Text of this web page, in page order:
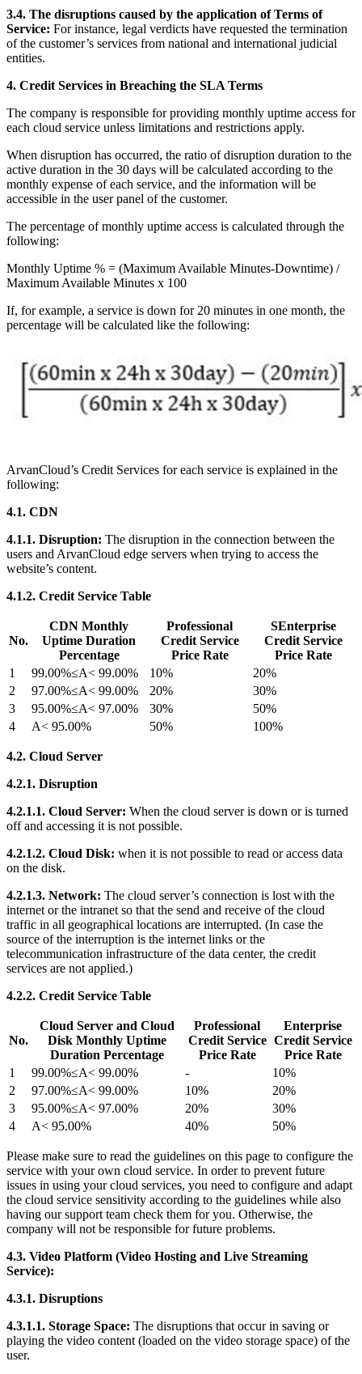
3.4. The disruptions caused by the application of Terms of
Service: For instance, legal verdicts have requested the termination
of the customer’s services from national and international judicial
entities.
4. Credit Services in Breaching the SLA Terms
The company is responsible for providing monthly uptime access for
each cloud service unless limitations and restrictions apply.
When disruption has occurred, the ratio of disruption duration to the
active duration in the 30 days will be calculated according to the
monthly expense of each service, and the information will be
accessible in the user panel of the customer.
The percentage of monthly uptime access is calculated through the
following:
Monthly Uptime % = (Maximum Available Minutes-Downtime) /
Maximum Available Minutes x 100
If, for example, a service is down for 20 minutes in one month, the
percentage will be calculated like the following:
ArvanCloud’s Credit Services for each service is explained in the
following:
4.1. CDN
4.1.1. Disruption: The disruption in the connection between the
users and ArvanCloud edge servers when trying to access the
website’s content.
4.1.2. Credit Service Table
No.
CDN Monthly
Uptime Duration
Percentage
Professional
Credit Service
Price Rate
SEnterprise
Credit Service
Price Rate
1
99.00%≤A< 99.00% 10%
20%
2
97.00%≤A< 99.00% 20%
30%
3
95.00%≤A< 97.00% 30%
50%
4
A< 95.00% 50% 100%
4.2. Cloud Server
4.2.1. Disruption
4.2.1.1. Cloud Server: When the cloud server is down or is turned
off and accessing it is not possible.
4.2.1.2. Cloud Disk: when it is not possible to read or access data
on the disk.
4.2.1.3. Network: The cloud server’s connection is lost with the
internet or the intranet so that the send and receive of the cloud
traffic in all geographical locations are interrupted. (In case the
source of the interruption is the internet links or the
telecommunication infrastructure of the data center, the credit
services are not applied.)
4.2.2. Credit Service Table
No.
Cloud Server and Cloud
Disk Monthly Uptime
Duration Percentage
Professional
Credit Service
Price Rate
Enterprise
Credit Service
Price Rate
1
99.00%≤A< 99.00% -
10%
2
97.00%≤A< 99.00% 10%
20%
3
95.00%≤A< 97.00% 20%
30%
4
A< 95.00% 40% 50%
Please make sure to read the guidelines on this page to configure the
service with your own cloud service. In order to prevent future
issues in using your cloud services, you need to configure and adapt
the cloud service sensitivity according to the guidelines while also
having our support team check them for you. Otherwise, the
company will not be responsible for future problems.
4.3. Video Platform (Video Hosting and Live Streaming
Service):
4.3.1. Disruptions
4.3.1.1. Storage Space: The disruptions that occur in saving or
playing the video content (loaded on the video storage space) of the
user.